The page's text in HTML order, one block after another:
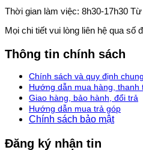
Thời gian làm việc: 8h30-17h30
Mọi chi tiết vui lòng liên hệ qua số
Thông tin chính sách
Chính sách và quy định chung
Hướng dẫn mua hàng, thanh
Giao hàng, bảo hành, đổi trả
Hướng dẫn mua trả góp
Chính sách bảo mật
Đăng ký nhận tin